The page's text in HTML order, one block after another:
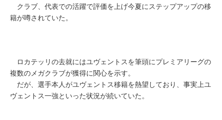
クラブ、代表での活躍で評価を上げ今夏にステップアップの移
籍が噂されていた。
ロカテッリの去就にはユヴェントスを筆頭にプレミアリーグの
複数のメガクラブが獲得に関心を示す。
だが、選手本人がユヴェントス移籍を熱望しており、事実上ユ
ヴェントス一強といった状況が続いていた。